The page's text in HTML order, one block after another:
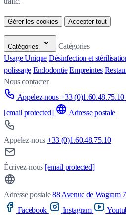
Gérer les cookies Accepter tout
Catégories
Catégories
Usage Unique Désinfection et
polissage Endodontie Empreintes
Nous contacter
Appelez-nous +33 (0)1.60.48.75.10
[email protected]
Adresse postale
Appelez-nous +33 (0)1.60.48.75.10
Écrivez-nous [email protected]
Adresse postale 88 Avenue de Wagram
Facebook
Instagram